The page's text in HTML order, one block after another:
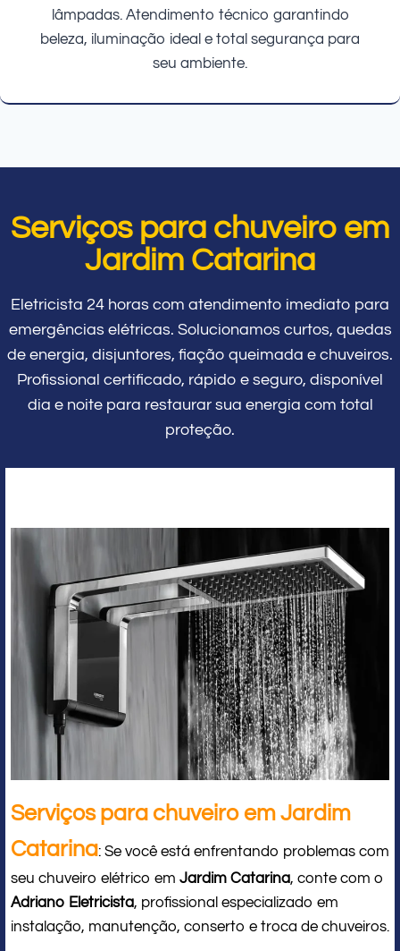
lâmpadas. Atendimento técnico garantindo
beleza, iluminação ideal e total segurança para
seu ambiente.
Serviços para chuveiro em
Jardim Catarina
Eletricista 24 horas com atendimento imediato para
emergências elétricas. Solucionamos curtos, quedas
de energia, disjuntores, fiação queimada e chuveiros.
Profissional certificado, rápido e seguro, disponível
dia e noite para restaurar sua energia com total
proteção.
Serviços para chuveiro em Jardim
Catarina: Se você está enfrentando problemas com
seu chuveiro elétrico em Jardim Catarina, conte com o
Adriano Eletricista, profissional especializado em
instalação, manutenção, conserto e troca de chuveiros.